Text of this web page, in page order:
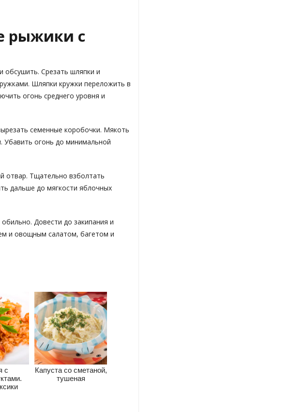
рыжики с
обсушить. Срезать шляпки и
Шляпки кружки переложить в
огонь среднего уровня и
семенные коробочки. Мякоть
Убавить огонь до минимальной
отвар. Тщательно взболтать
дальше до мягкости яблочных
Довести до закипания и
и овощным салатом, багетом и
с
Капуста со сметаной,
тушеная